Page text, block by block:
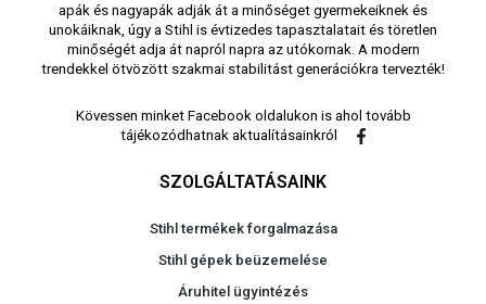
apák és nagyapák adják át a minőséget gyermekeiknek és
unokáiknak, úgy a Stihl is évtizedes tapasztalatait és töretlen
minőségét adja át napról napra az utókornak. A modern
trendekkel ötvözött szakmai stabilitást generációkra tervezték!
Kövessen minket Facebook oldalukon is ahol tovább
tájékozódhatnak aktualításainkról
SZOLGÁLTATÁSAINK
Stihl termékek forgalmazása
Stihl gépek beüzemelése
Áruhitel ügyintézés